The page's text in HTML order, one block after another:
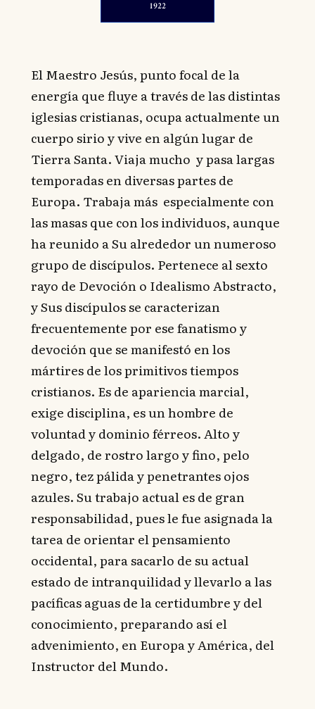
El Maestro Jesús, punto focal de la
energía que fluye a través de las distintas
iglesias cristianas, ocupa actualmente un
cuerpo sirio y vive en algún lugar de
Tierra Santa. Viaja mucho y pasa largas
temporadas en diversas partes de
Europa. Trabaja más especialmente con
las masas que con los individuos, aunque
ha reunido a Su alrededor un numeroso
grupo de discípulos. Pertenece al sexto
rayo de Devoción o Idealismo Abstracto,
y Sus discípulos se caracterizan
frecuentemente por ese fanatismo y
devoción que se manifestó en los
mártires de los primitivos tiempos
cristianos. Es de apariencia marcial,
exige disciplina, es un hombre de
voluntad y dominio férreos. Alto y
delgado, de rostro largo y fino, pelo
negro, tez pálida y penetrantes ojos
azules. Su trabajo actual es de gran
responsabilidad, pues le fue asignada la
tarea de orientar el pensamiento
occidental, para sacarlo de su actual
estado de intranquilidad y llevarlo a las
pacíficas aguas de la certidumbre y del
conocimiento, preparando así el
advenimiento, en Europa y América, del
Instructor del Mundo.